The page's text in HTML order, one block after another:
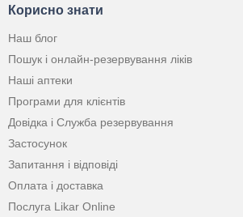
Корисно знати
Наш блог
Пошук і онлайн-резервування ліків
Наші аптеки
Програми для клієнтів
Довідка і Служба резервування
Застосунок
Запитання і відповіді
Оплата і доставка
Послуга Likar Online